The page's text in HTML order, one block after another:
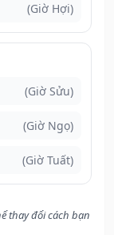
(Giờ Hợi)
(Giờ Sửu)
(Giờ Ngọ)
(Giờ Tuất)
thay đổi cách bạn